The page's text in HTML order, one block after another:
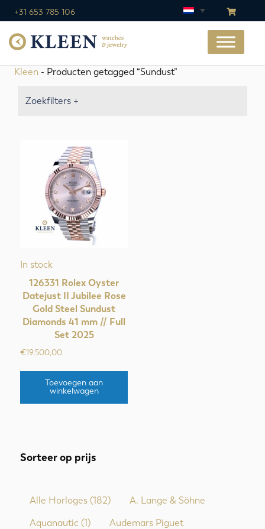
+31 653 785 106
Kleen - Producten getagged “Sundust”
Sorteer op prijs
Alle Horloges (182) A. Lange & Söhne
Aquanautic (1) Audemars Piguet
Zoekfilters +
In stock
126331 Rolex Oyster
Datejust II Jubilee Rose
Gold Steel Sundust
Diamonds 41 mm // Full
Set 2025
€19.500,00
Toevoegen aan
winkelwagen